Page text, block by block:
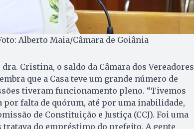
Alberto Maia/Câmara de Goiânia
dra. Cristina, o saldo da Câmara dos Vereadores
que a Casa teve um grande número de
tiveram funcionamento pleno. “Tivemos
por falta de quórum, até por uma inabilidade,
de Constituição e Justiça (CCJ). Foi uma
do empréstimo do prefeito. A gente